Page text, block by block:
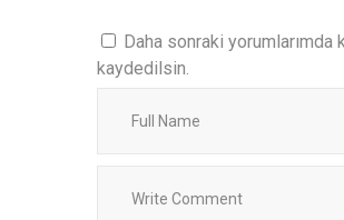
Daha sonraki yorumlarımda
kaydedilsin.